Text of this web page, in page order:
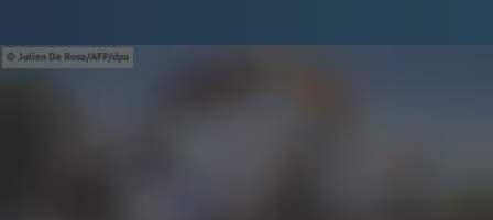
Julien De Rosa/AFP/dpa